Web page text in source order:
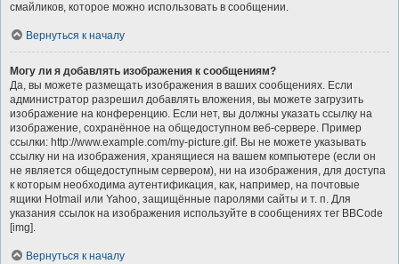
смайликов, которое можно использовать в сообщении.
Вернуться к началу
Могу ли я добавлять изображения к сообщениям?
Да, вы можете размещать изображения в ваших сообщениях. Если
администратор разрешил добавлять вложения, вы можете загрузить
изображение на конференцию. Если нет, вы должны указать ссылку на
изображение, сохранённое на общедоступном веб-сервере. Пример
ссылки: http://www.example.com/my-picture.gif. Вы не можете указывать
ссылку ни на изображения, хранящиеся на вашем компьютере (если он
не является общедоступным сервером), ни на изображения, для доступа
к которым необходима аутентификация, как, например, на почтовые
ящики Hotmail или Yahoo, защищённые паролями сайты и т. п. Для
указания ссылок на изображения используйте в сообщениях тег BBCode
[img].
Вернуться к началу